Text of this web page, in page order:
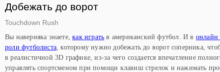
Добежать до ворот
Touchdown Rush
Вы наверняка знаете,как играть в американский футбол. И в онлайн
роли футболиста , которому нужно добежать до ворот соперника,
в реалистичной 3D графике, из-за чего создается впечатление
управлять спортсменом при помощи клавиш стрелок и нажимать